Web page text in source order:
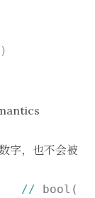
字，也不会被
//